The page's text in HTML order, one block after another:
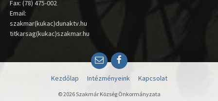
Fax: (78) 475-002
Email:
szakmar(kukac)dunaktv.hu
titkarsag(kukac)szakmar.hu
EmailFacebook
Kezdőlap Intézményeink Kapcsolat
© 2026 Szakmár Község Önkormányzata